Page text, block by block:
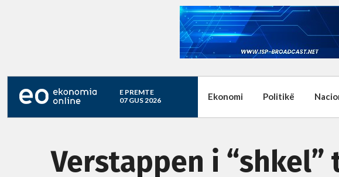
E PREMTE
07 GUS 2026
Ekonomi Politikë
Verstappen i “shkel”